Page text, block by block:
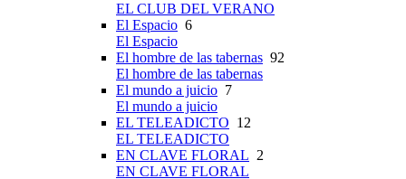
EL CLUB DEL VERANO
El Espacio 6
El Espacio
El hombre de las tabernas 92
El hombre de las tabernas
El mundo a juicio 7
El mundo a juicio
EL TELEADICTO 12
EL TELEADICTO
EN CLAVE FLORAL 2
EN CLAVE FLORAL